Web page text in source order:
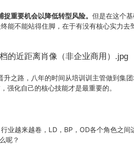
重要机会以降低转型风险。 但是在这个
能不能站得住脚，在于有没有核心实力去
升之路，八年的时间从培训训主管做到集
强化自己的核心技能才是最重要的。
业越来越卷，LD，BP，OD各个角色之间
呢？